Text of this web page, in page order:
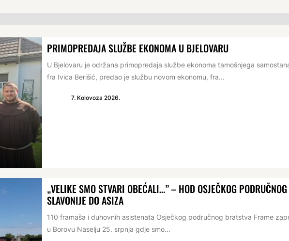
PRIMOPREDAJA SLUŽBE EKONOMA U BJELOVARU
U Bjelovaru je održana primopredaja službe ekonoma tamošnjega
fra Ivica Berišić, predao je službu novom ekonomu, fra...
7. Kolovoza 2026.
„VELIKE SMO STVARI OBEĆALI…” – HOD OSJEČKOG
SLAVONIJE DO ASIZA
110 framaša i duhovnih asistenata Osječkog područnog bratstva Frame
u Borovu Naselju 25. srpnja gdje smo...